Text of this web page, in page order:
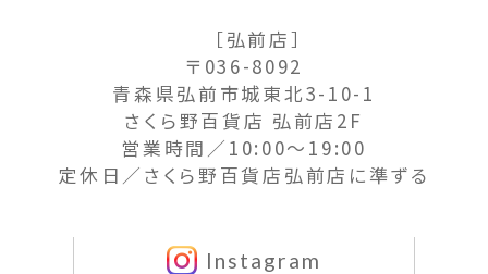
［弘前店］
〒036-8092
青森県弘前市城東北3-10-1
さくら野百貨店 弘前店2F
営業時間／10:00〜19:00
定休日／さくら野百貨店弘前店に準ずる
Instagram